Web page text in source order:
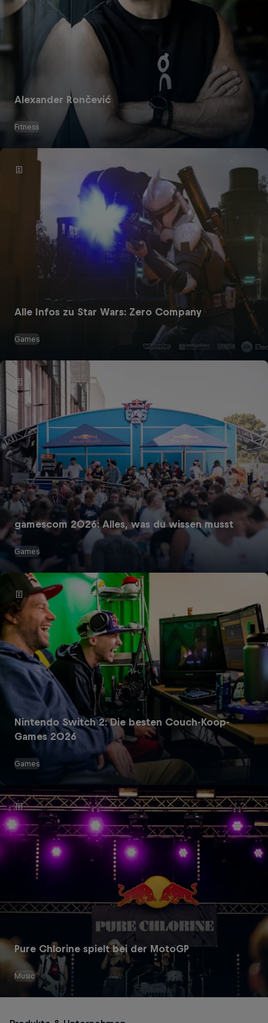
Alexander Rončević
Fitness
Alle Infos zu Star Wars: Zero Company
Games
gamescom 2026: Alles, was du wissen musst
Games
Nintendo Switch 2: Die besten Couch-Koop-
Games 2026
Games
Pure Chlorine spielt bei der MotoGP
Music
Red Bull Energy Drinks
Red Bull Energy Drink